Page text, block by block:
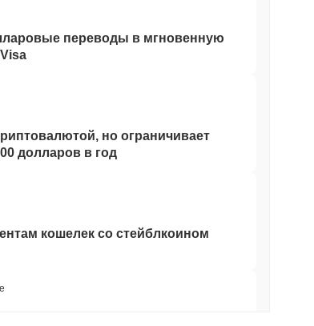
переводы в мгновенную
но ограничивает
долларов в год
кошелек со стейблкоином